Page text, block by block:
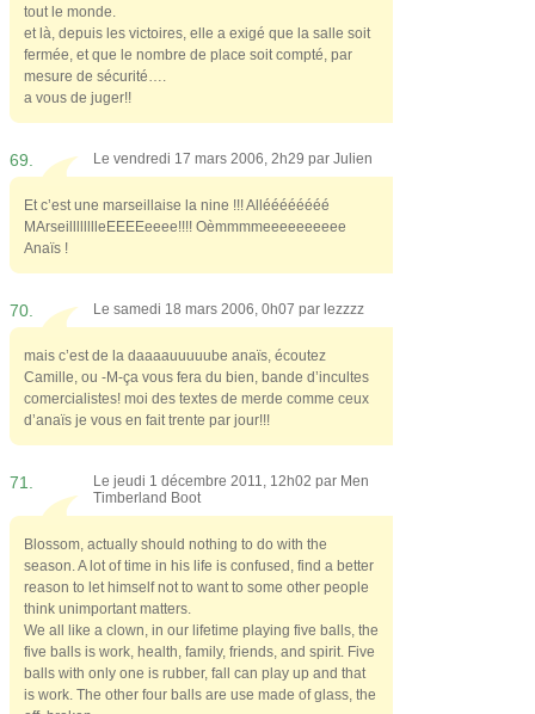
tout le monde.
et là, depuis les victoires, elle a exigé que la salle soit
fermée, et que le nombre de place soit compté, par
mesure de sécurité….
a vous de juger!!
69. Le vendredi 17 mars 2006, 2h29 par Julien
Et c’est une marseillaise la nine !!! Alléééééééé
MArseilllllllleEEEEeeee!!!! Oèmmmmeeeeeeeeee
Anaïs !
70. Le samedi 18 mars 2006, 0h07 par lezzzz
mais c’est de la daaaauuuuube anaïs, écoutez
Camille, ou -M-ça vous fera du bien, bande d’incultes
comercialistes! moi des textes de merde comme ceux
d’anaïs je vous en fait trente par jour!!!
71. Le jeudi 1 décembre 2011, 12h02 par Men
Timberland Boot
Blossom, actually should nothing to do with the
season. A lot of time in his life is confused, find a better
reason to let himself not to want to some other people
think unimportant matters.
We all like a clown, in our lifetime playing five balls, the
five balls is work, health, family, friends, and spirit. Five
balls with only one is rubber, fall can play up and that
is work. The other four balls are use made of glass, the